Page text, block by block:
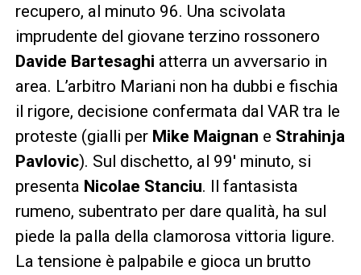
recupero, al minuto 96. Una scivolata
imprudente del giovane terzino rossonero
Davide Bartesaghi atterra un avversario in
area. L’arbitro Mariani non ha dubbi e fischia
il rigore, decisione confermata dal VAR tra le
proteste (gialli per Mike Maignan e Strahinja
Pavlovic). Sul dischetto, al 99′ minuto, si
presenta Nicolae Stanciu. Il fantasista
rumeno, subentrato per dare qualità, ha sul
piede la palla della clamorosa vittoria ligure.
La tensione è palpabile e gioca un brutto